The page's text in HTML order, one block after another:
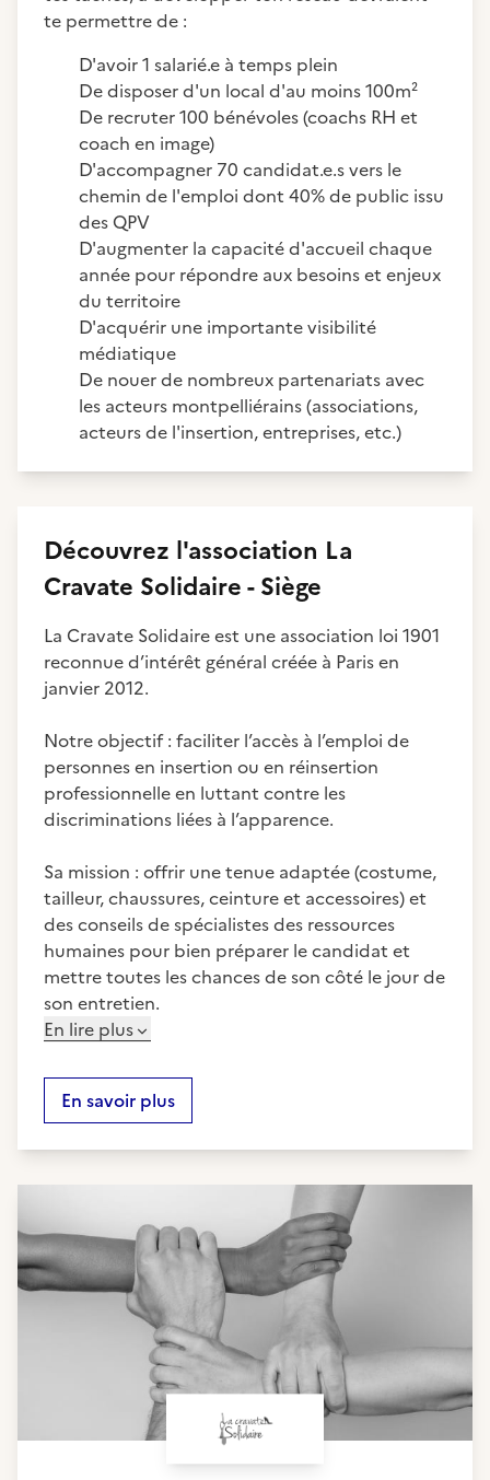
te permettre de :
D'avoir 1 salarié.e à temps plein
De disposer d'un local d'au moins 100m²
De recruter 100 bénévoles (coachs RH et
coach en image)
D'accompagner 70 candidat.e.s vers le
chemin de l'emploi dont 40% de public issu
des QPV
D'augmenter la capacité d'accueil chaque
année pour répondre aux besoins et enjeux
du territoire
D'acquérir une importante visibilité
médiatique
De nouer de nombreux partenariats avec
les acteurs montpelliérains (associations,
acteurs de l'insertion, entreprises, etc.)
Découvrez l'association La
Cravate Solidaire - Siège
La Cravate Solidaire est une association loi 1901
reconnue d’intérêt général créée à Paris en
janvier 2012.
Notre objectif : faciliter l’accès à l’emploi de
personnes en insertion ou en réinsertion
professionnelle en luttant contre les
discriminations liées à l’apparence.
Sa mission : offrir une tenue adaptée (costume,
tailleur, chaussures, ceinture et accessoires) et
des conseils de spécialistes des ressources
humaines pour bien préparer le candidat et
mettre toutes les chances de son côté le jour de
son entretien.
En lire plus
En savoir plus